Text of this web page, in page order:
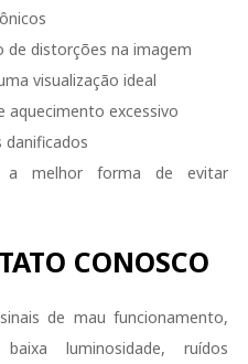
de distorções na imagem
visualização ideal
aquecimento excessivo
danificados
a melhor forma de evitar
CONOSCO
de mau funcionamento,
luminosidade, ruídos